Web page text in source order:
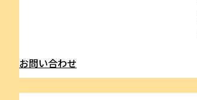
お問い合わせ